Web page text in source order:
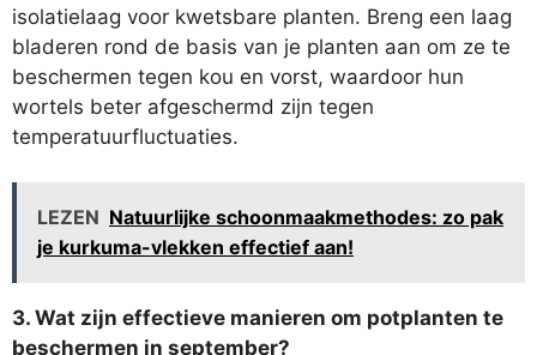
isolatielaag voor kwetsbare planten. Breng een laag
bladeren rond de basis van je planten aan om ze te
beschermen tegen kou en vorst, waardoor hun
wortels beter afgeschermd zijn tegen
temperatuurfluctuaties.
LEZEN Natuurlijke schoonmaakmethodes: zo pak
je kurkuma-vlekken effectief aan!
3. Wat zijn effectieve manieren om potplanten te
beschermen in september?